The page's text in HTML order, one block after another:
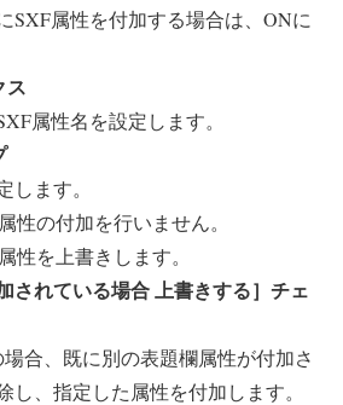
属性を付加する場合は、ONに
ス
属性名を設定します。
ます。
性の付加を行いません。
性を上書きします。
されている場合 上書きする］チェ
、既に別の表題欄属性が付加さ
し、指定した属性を付加します。